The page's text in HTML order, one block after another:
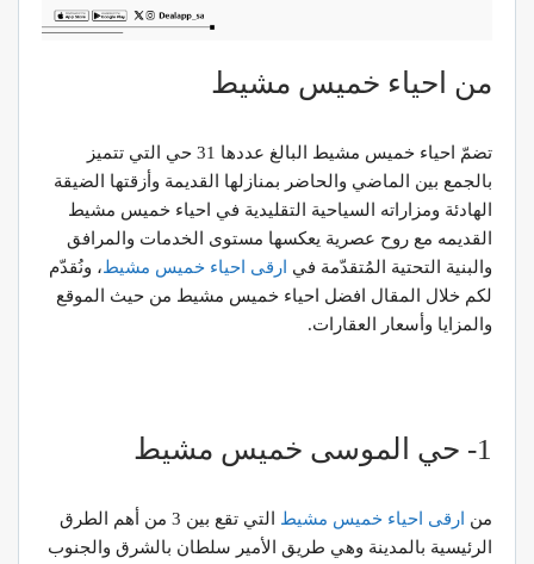
من احياء خميس مشيط
تضمّ احياء خميس مشيط البالغ عددها 31 حي التي تتميز
بالجمع بين الماضي والحاضر بمنازلها القديمة وأزقتها الضيقة
الهادئة ومزاراته السياحية التقليدية في احياء خميس مشيط
القديمه مع روح عصرية يعكسها مستوى الخدمات والمرافق
والبنية التحتية المُتقدّمة في ارقى احياء خميس مشيط، ونُقدّم
لكم خلال المقال افضل احياء خميس مشيط من حيث الموقع
والمزايا وأسعار العقارات.
1- حي الموسى خميس مشيط
من ارقى احياء خميس مشيط
التي تقع بين 3 من أهم الطرق
الرئيسية بالمدينة وهي طريق الأمير سلطان بالشرق والجنوب